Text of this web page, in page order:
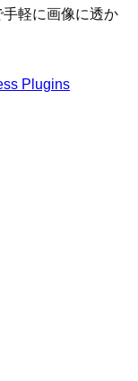
軽に画像に透か
Plugins